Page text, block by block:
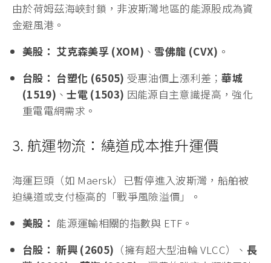
由於荷姆茲海峽封鎖，非波斯灣地區的能源股成為資
金避風港。
美股： 艾克森美孚 (XOM) 、 雪佛龍 (CVX) 。
台股： 台塑化 (6505) 受惠油價上漲利差；華城
(1519) 、士電 (1503) 因能源自主意識提高，強化
重電電網需求。
3. 航運物流：繞道成本推升運價
海運巨頭（如 Maersk）已暫停進入波斯灣，船舶被
迫繞道或支付極高的「戰爭風險溢價」。
美股： 能源運輸相關的指數與 ETF。
台股： 新興 (2605) （擁有超大型油輪 VLCC）、 長